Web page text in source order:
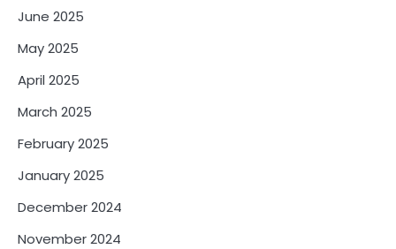
June 2025
May 2025
April 2025
March 2025
February 2025
January 2025
December 2024
November 2024